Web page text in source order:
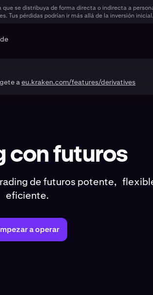
se distribuya de forma directa o indirecta a
Tus pérdidas podrían ir más allá de la inversión
aeu.kraken.com/features/derivatives
con futuros
de futuros potente,
eficiente.
a operar